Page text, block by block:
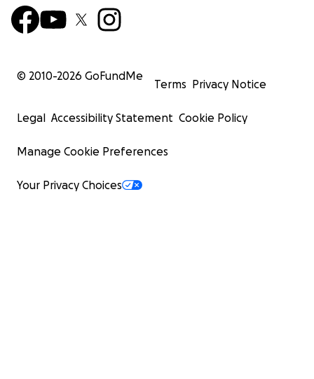
© 2010-2026 GoFundMe
Terms Privacy Notice
Legal Accessibility Statement Cookie Policy
Manage Cookie Preferences
Your Privacy Choices